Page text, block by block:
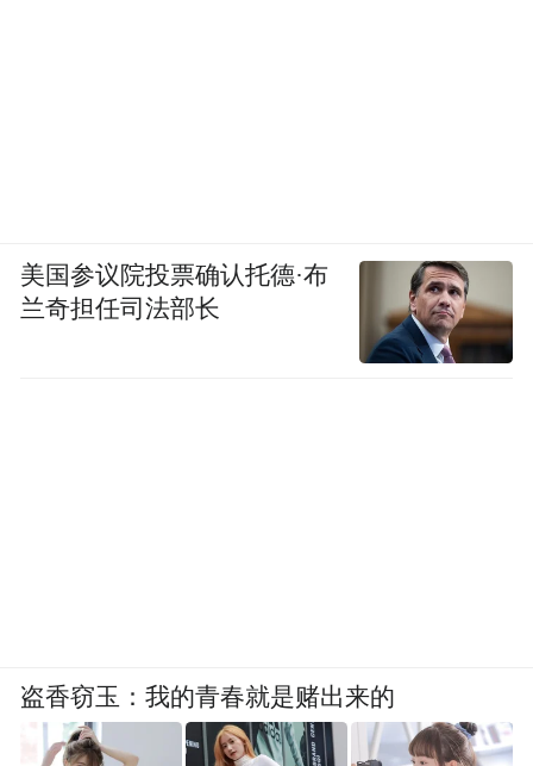
美国参议院投票确认托德·布
兰奇担任司法部长
盗香窃玉：我的青春就是赌出来的